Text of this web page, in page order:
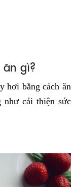
gì?
hơi bằng cách ăn
như cải thiện sức